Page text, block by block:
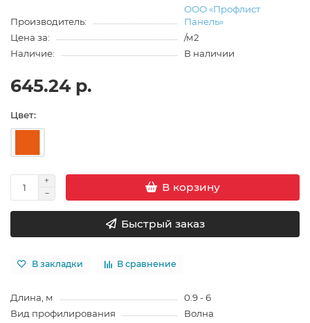
Производитель:
ООО «Профлист
Панель»
Цена за:
/м2
Наличие:
В наличии
645.24 р.
Цвет:
В корзину
Быстрый заказ
В закладки В сравнение
Длина, м
0.9 - 6
Вид профилирования
Волна